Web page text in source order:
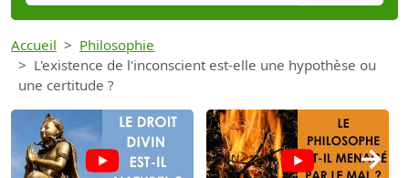
Accueil
Philosophie
L'existence de l'inconscient est-elle une hypothèse ou
une certitude ?
→